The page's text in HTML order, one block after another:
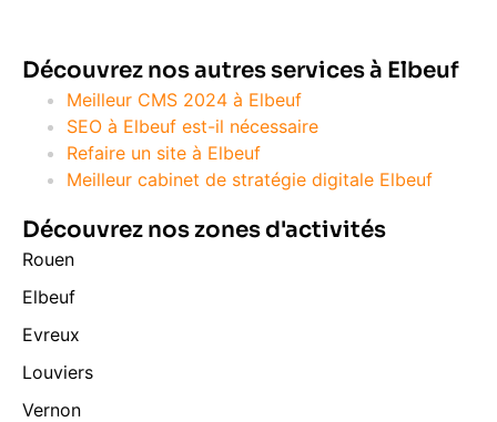
Découvrez nos autres services à Elbeuf
Meilleur CMS 2024 à Elbeuf
SEO à Elbeuf est-il nécessaire
Refaire un site à Elbeuf
Meilleur cabinet de stratégie digitale Elbeuf
Découvrez nos zones d'activités
Rouen
Elbeuf
Evreux
Louviers
Vernon